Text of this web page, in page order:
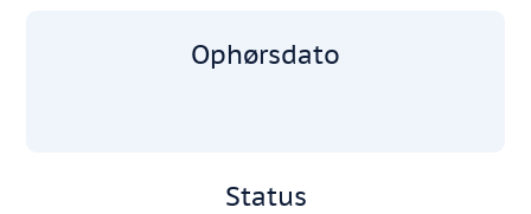
Ophørsdato
Status